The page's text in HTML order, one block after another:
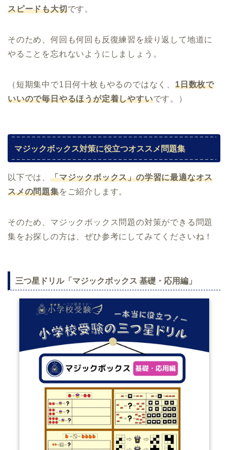
スピードも大切です。
そのため、何回も何回も反復練習を繰り返して地道に
やることを忘れないようにしましょう。
（短期集中で1日何十枚もやるのではなく、 1日数枚で
いいので毎日やるほうが定着しやすいです。）
マジックボックス対策に役立つオススメ問題集
以下では、 「マジックボックス」の学習に最適なオス
スメの問題集をご紹介します。
そのため、マジックボックス問題の対策ができる問題
集をお探しの方は、ぜひ参考にしてみてくださいね！
三つ星ドリル「マジックボックス 基礎・応用編」